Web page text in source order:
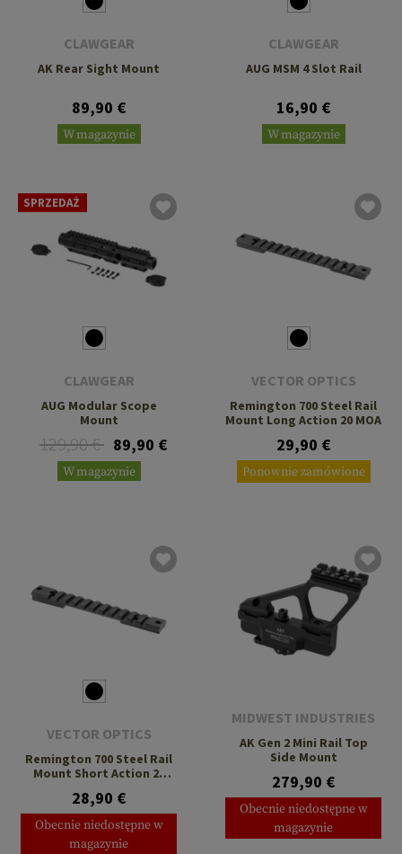
CLAWGEAR
AK Rear Sight Mount
89,90 €
W magazynie
CLAWGEAR
AUG MSM 4 Slot Rail
16,90 €
W magazynie
SPRZEDAŻ
CLAWGEAR
AUG Modular Scope
Mount
129,90 € 89,90 €
W magazynie
VECTOR OPTICS
Remington 700 Steel Rail
Mount Long Action 20 MOA
29,90 €
Ponownie zamówione
VECTOR OPTICS
Remington 700 Steel Rail
Mount Short Action 20
28,90 €
Obecnie niedostępne w
magazynie
MIDWEST INDUSTRIES
AK Gen 2 Mini Rail Top
Side Mount
279,90 €
Obecnie niedostępne w
magazynie